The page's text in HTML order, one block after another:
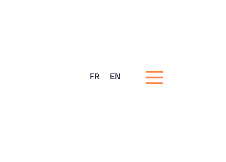
FR EN